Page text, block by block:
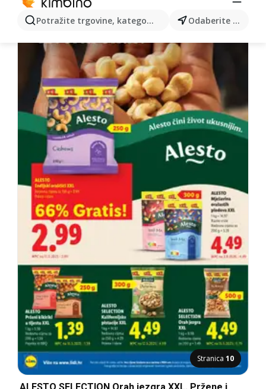
Potražite trgovine, kategorije, proizvode... Odaberite grad
Stranica 10